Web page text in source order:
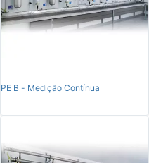
PE B - Medição Contínua